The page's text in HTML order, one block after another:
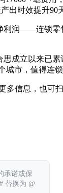
出时效提升90
利润——连锁
成立以来已
市，值得连锁
多信息，也可
承诺或保
替换为 @